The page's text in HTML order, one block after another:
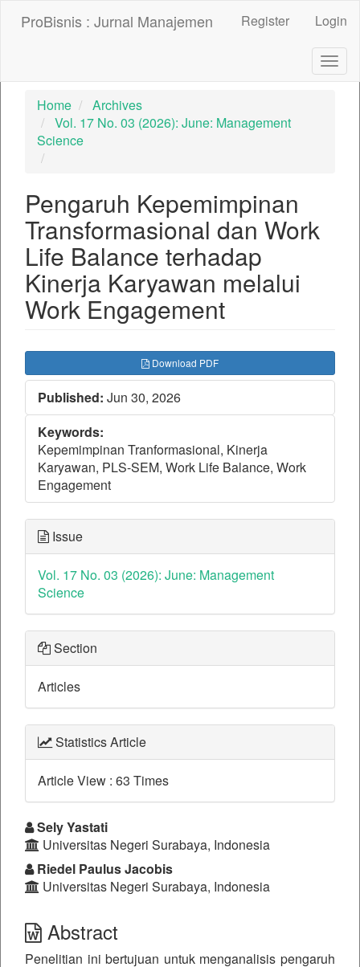
##plugins.themes.bootstrap3.accessible_menu.sidebar##
ProBisnis : Jurnal Manajemen Register Login
Home
Archives
Vol. 17 No. 03 (2026): June: Management
Science
Pengaruh Kepemimpinan
Transformasional dan Work
Life Balance terhadap
Kinerja Karyawan melalui
Work Engagement
Download PDF
Published: Jun 30, 2026
Keywords:
Kepemimpinan Tranformasional, Kinerja
Karyawan, PLS-SEM, Work Life Balance, Work
Engagement
Issue
Vol. 17 No. 03 (2026): June: Management
Science
Section
Articles
Statistics Article
Article View : 63 Times
Sely Yastati
Universitas Negeri Surabaya, Indonesia
Riedel Paulus Jacobis
Universitas Negeri Surabaya, Indonesia
Abstract
Penelitian ini bertujuan untuk menganalisis pengaruh